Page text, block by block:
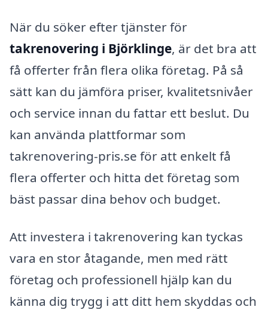
När du söker efter tjänster för
takrenovering i Björklinge, är det bra att
få offerter från flera olika företag. På så
sätt kan du jämföra priser, kvalitetsnivåer
och service innan du fattar ett beslut. Du
kan använda plattformar som
takrenovering-pris.se för att enkelt få
flera offerter och hitta det företag som
bäst passar dina behov och budget.
Att investera i takrenovering kan tyckas
vara en stor åtagande, men med rätt
företag och professionell hjälp kan du
känna dig trygg i att ditt hem skyddas och